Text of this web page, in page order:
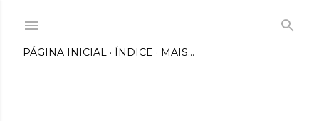
PÁGINA INICIAL ÍNDICE MAIS…